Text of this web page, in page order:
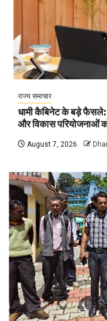
राज्य समाचार
धामी कैबिनेट के बड़े फैसले:
और विकास परियोजनाओं
August 7, 2026